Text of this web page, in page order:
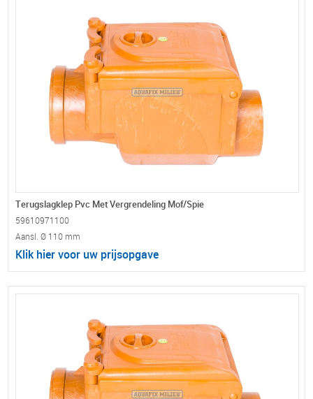
Terugslagklep Pvc Met Vergrendeling Mof/Spie
59610971100
Aansl. Ø 110 mm
Klik hier voor uw prijsopgave